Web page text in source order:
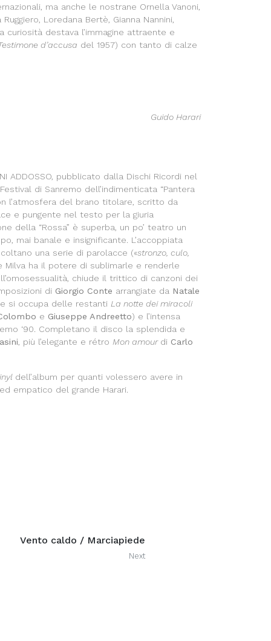
ma anche le nostrane Ornella Vanoni,
Loredana Bertè, Gianna Nannini,
curiosità destava l’immagine attraente e
d’accusa del 1957) con tanto di calze
Guido Harari
ADDOSSO, pubblicato dalla Dischi Ricordi nel
di Sanremo dell’indimenticata “Pantera
l’atmosfera del brano titolare, scritto da
e pungente nel testo per la giuria
della “Rossa” è superba, un po’ teatro un
mai banale e insignificante. L’accoppiata
una serie di parolacce («stronzo, culo,
Milva ha il potere di sublimarle e renderle
chiude il trittico di canzoni dei
di Giorgio Conte arrangiate da Natale
si occupa delle restantiLa notte dei miracoli
e Giuseppe Andreetto) e l’intensa
‘90. Completano il disco la splendida e
, più l’elegante e rétroMon amour di Carlo
dell’album per quanti volessero avere in
empatico del grande Harari.
Vento caldo / Marciapiede
Next